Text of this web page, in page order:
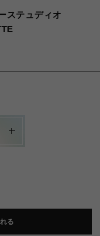
ステュディオ
る